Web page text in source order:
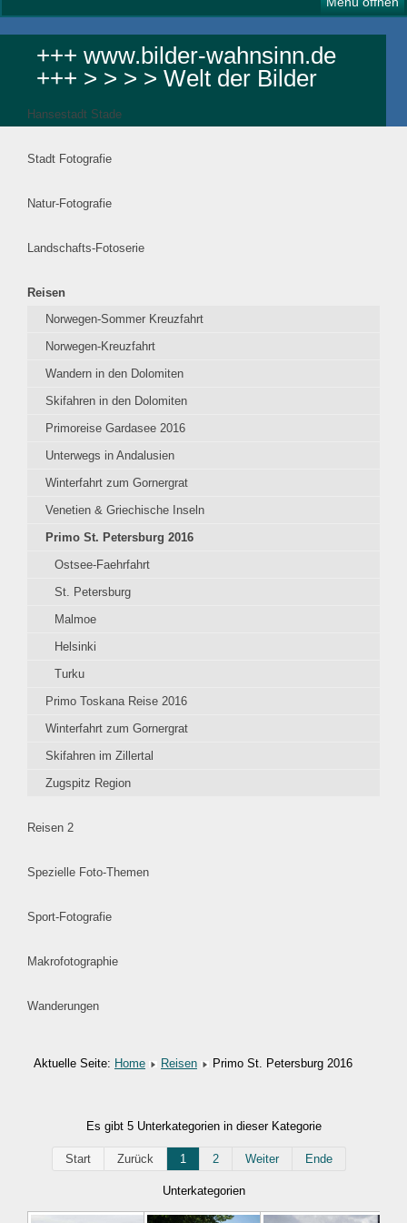
+++ www.bilder-wahnsinn.de
+++ > > > > Welt der Bilder
Hansestadt Stade
Stadt Fotografie
Natur-Fotografie
Landschafts-Fotoserie
Reisen
Norwegen-Sommer Kreuzfahrt
Norwegen-Kreuzfahrt
Wandern in den Dolomiten
Skifahren in den Dolomiten
Primoreise Gardasee 2016
Unterwegs in Andalusien
Winterfahrt zum Gornergrat
Venetien & Griechische Inseln
Primo St. Petersburg 2016
Ostsee-Faehrfahrt
St. Petersburg
Malmoe
Helsinki
Turku
Primo Toskana Reise 2016
Winterfahrt zum Gornergrat
Skifahren im Zillertal
Zugspitz Region
Reisen 2
Spezielle Foto-Themen
Sport-Fotografie
Makrofotographie
Wanderungen
Aktuelle Seite: Home Reisen Primo St. Petersburg 2016
Es gibt 5 Unterkategorien in dieser Kategorie
Start Zurück 1 2 Weiter Ende
Unterkategorien